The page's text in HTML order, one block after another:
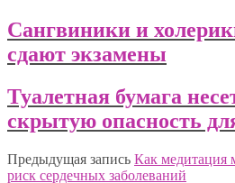
Сангвиники и
сдают экзамены
Туалетная бумага
скрытую опасность
Предыдущая запись Как медитация
риск сердечных заболеваний